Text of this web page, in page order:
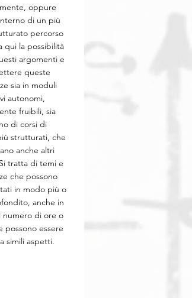
oppure
di un più
percorso
qui la possibilità
argomenti e
queste
sia in moduli
autonomi,
fruibili, sia
di corsi di
strutturati, che
anche altri
tratta di temi e
che possono
in modo più o
anche in
numero di ore o
possono essere
simili aspetti.